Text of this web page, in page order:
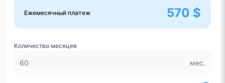
Ежемесячный платеж 570 $
Количество месяцев
мес.